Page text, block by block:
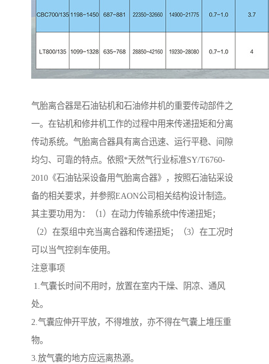
气胎离合器是石油钻机和石油修井机的重要传动部件之
一。在钻机和修井机工作的过程中用来传递扭矩和分离
传动系统。气胎离合器具有离合迅速、运行平稳、间隙
均匀、可靠的特点。依照*天然气行业标准SY/T6760-
2010《石油钻采设备用气胎离合器》，按照石油钻采设
备的相关要求，并参照EAON公司相关结构设计制造。
其主要功用为：（1）在动力传输系统中传递扭矩；
（2）在泵组中充当离合器和传递扭矩；（3）在工况时
可以当气控刹车使用。
注意事项
1.气囊长时间不用时，放置在室内干燥、阴凉、通风
处。
2.气囊应伸开平放，不得堆放，亦不得在气囊上堆压重
物。
3.放气囊的地方应远离热源。